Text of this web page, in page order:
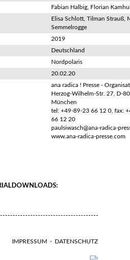
Fabian Halbig, Florian
Elisa Schlott, Tilman Strauß,
Semmelrogge
2019
Deutschland
Nordpolaris
20.02.20
ana radica ! Presse -
Herzog-Wilhelm-Str. 27, D-
München
tel: +49-89-23 66 12 0, fax:
66 12 20
paulsiwasch@ana-radica-
www.ana-radica-presse.com
IMPRESSUM · DATENSCHUTZ